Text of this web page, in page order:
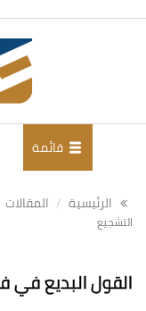
قائمة
الرئيسية المقالات
التشجيع
القول البديع في